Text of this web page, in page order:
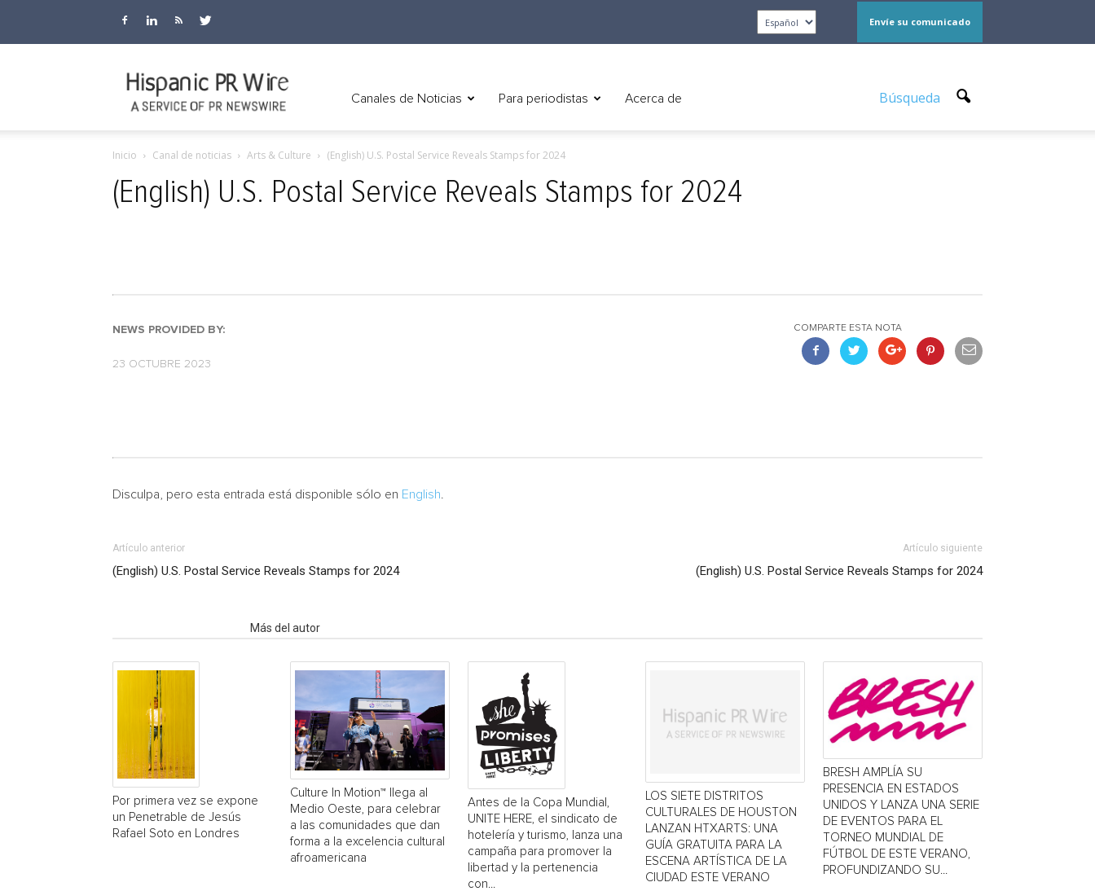
Envíe su comunicado
Canales de Noticias Para periodistas Acerca de Búsqueda
Inicio Canal de noticias Arts & Culture (English) U.S. Postal Service Reveals Stamps for 2024
(English) U.S. Postal Service Reveals Stamps for 2024
NEWS PROVIDED BY:
23 OCTUBRE 2023
COMPARTE ESTA NOTA
Disculpa, pero esta entrada está disponible sólo en English
Artículo anterior
(English) U.S. Postal Service Reveals Stamps for 2024
Artículo siguiente
(English) U.S. Postal Service Reveals Stamps for 2024
Más del autor
Por primera vez se expone
un Penetrable de Jesús
Rafael Soto en Londres
Culture In Motion™ llega al
Medio Oeste, para celebrar
a las comunidades que dan
forma a la excelencia cultural
afroamericana
Antes de la Copa Mundial,
UNITE HERE, el sindicato de
hotelería y turismo, lanza una
campaña para promover la
libertad y la pertenencia
con...
LOS SIETE DISTRITOS
CULTURALES DE HOUSTON
LANZAN HTXARTS: UNA
GUÍA GRATUITA PARA LA
ESCENA ARTÍSTICA DE LA
CIUDAD ESTE VERANO
BRESH AMPLÍA SU
PRESENCIA EN ESTADOS
UNIDOS Y LANZA UNA SERIE
DE EVENTOS PARA EL
TORNEO MUNDIAL DE
FÚTBOL DE ESTE VERANO,
PROFUNDIZANDO SU...